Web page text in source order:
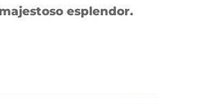
esplendor.